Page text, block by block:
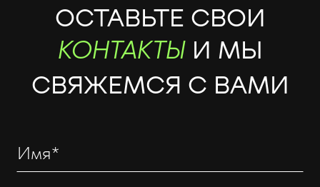
ОСТАВЬТЕ СВОИ
КОНТАКТЫИ МЫ
СВЯЖЕМСЯ С ВАМИ